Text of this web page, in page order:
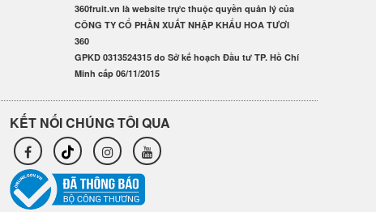
360fruit.vn là website trực thuộc quyền quản lý của
CÔNG TY CỔ PHẦN XUẤT NHẬP KHẨU HOA TƯƠI
360
GPKD 0313524315 do Sở kế hoạch Đầu tư TP. Hồ Chí
Minh cấp 06/11/2015
KẾT NỐI CHÚNG TÔI QUA